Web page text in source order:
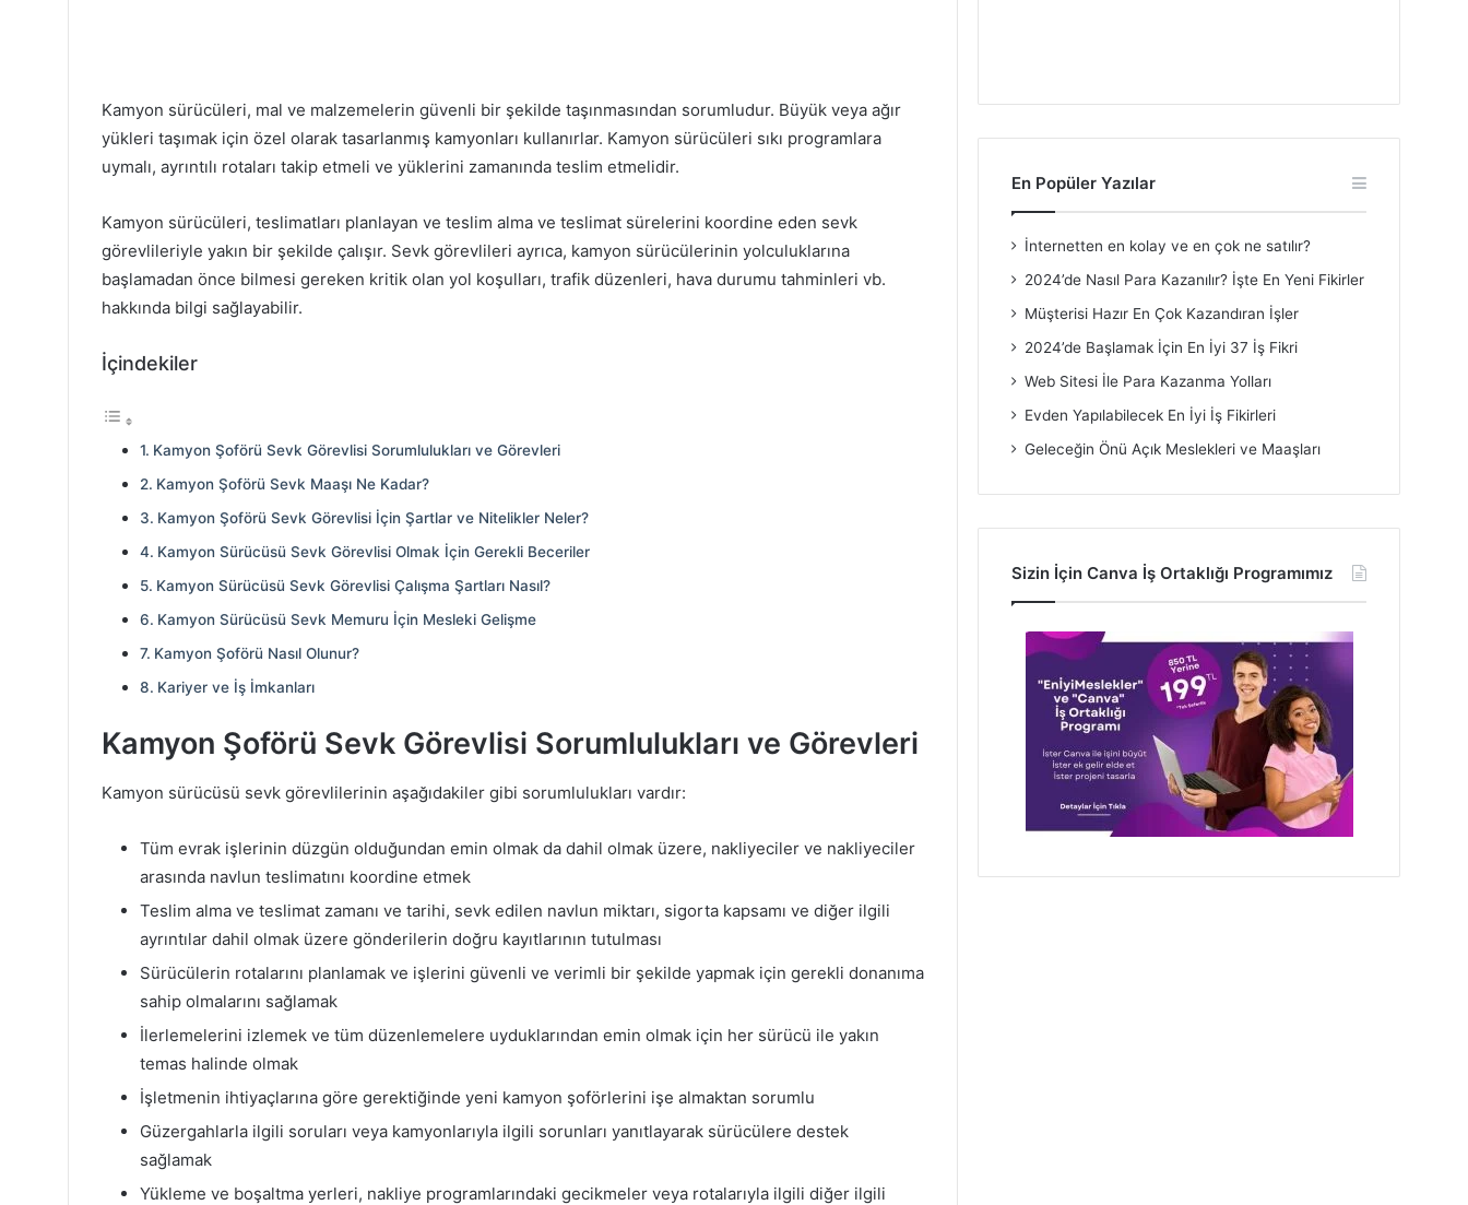
Kamyon sürücüleri, mal ve malzemelerin güvenli bir şekilde taşınmasından sorumludur. Büyük veya ağır
yükleri taşımak için özel olarak tasarlanmış kamyonları kullanırlar. Kamyon sürücüleri sıkı programlara
uymalı, ayrıntılı rotaları takip etmeli ve yüklerini zamanında teslim etmelidir.
Kamyon sürücüleri, teslimatları planlayan ve teslim alma ve teslimat sürelerini koordine eden sevk
görevlileriyle yakın bir şekilde çalışır. Sevk görevlileri ayrıca, kamyon sürücülerinin yolculuklarına
başlamadan önce bilmesi gereken kritik olan yol koşulları, trafik düzenleri, hava durumu tahminleri vb.
hakkında bilgi sağlayabilir.
İçindekiler
Kamyon Şoförü Sevk Görevlisi Sorumlulukları ve Görevleri
Kamyon Şoförü Sevk Maaşı Ne Kadar?
Kamyon Şoförü Sevk Görevlisi İçin Şartlar ve Nitelikler Neler?
Kamyon Sürücüsü Sevk Görevlisi Olmak İçin Gerekli Beceriler
Kamyon Sürücüsü Sevk Görevlisi Çalışma Şartları Nasıl?
Kamyon Sürücüsü Sevk Memuru İçin Mesleki Gelişme
Kamyon Şoförü Nasıl Olunur?
Kariyer ve İş İmkanları
Kamyon Şoförü Sevk Görevlisi Sorumlulukları ve Görevleri
Kamyon sürücüsü sevk görevlilerinin aşağıdakiler gibi sorumlulukları vardır:
Tüm evrak işlerinin düzgün olduğundan emin olmak da dahil olmak üzere, nakliyeciler ve nakliyeciler
arasında navlun teslimatını koordine etmek
Teslim alma ve teslimat zamanı ve tarihi, sevk edilen navlun miktarı, sigorta kapsamı ve diğer ilgili
ayrıntılar dahil olmak üzere gönderilerin doğru kayıtlarının tutulması
Sürücülerin rotalarını planlamak ve işlerini güvenli ve verimli bir şekilde yapmak için gerekli donanıma
sahip olmalarını sağlamak
İlerlemelerini izlemek ve tüm düzenlemelere uyduklarından emin olmak için her sürücü ile yakın
temas halinde olmak
İşletmenin ihtiyaçlarına göre gerektiğinde yeni kamyon şoförlerini işe almaktan sorumlu
Güzergahlarla ilgili soruları veya kamyonlarıyla ilgili sorunları yanıtlayarak sürücülere destek
sağlamak
Yükleme ve boşaltma yerleri, nakliye programlarındaki gecikmeler veya rotalarıyla ilgili diğer ilgili
En Popüler Yazılar
İnternetten en kolay ve en çok ne satılır?
2024’de Nasıl Para Kazanılır? İşte En Yeni Fikirler
Müşterisi Hazır En Çok Kazandıran İşler
2024’de Başlamak İçin En İyi 37 İş Fikri
Web Sitesi İle Para Kazanma Yolları
Evden Yapılabilecek En İyi İş Fikirleri
Geleceğin Önü Açık Meslekleri ve Maaşları
Sizin İçin Canva İş Ortaklığı Programımız